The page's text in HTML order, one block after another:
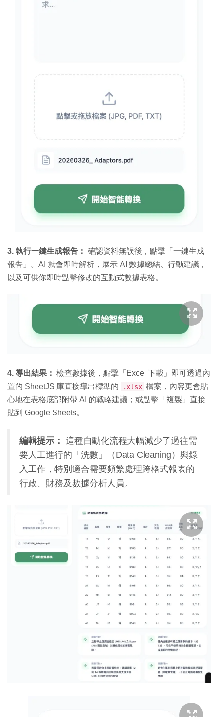
3. 執行一鍵生成報告： 確認資料無誤後，點擊「一鍵生成
報告」。AI 就會即時解析，展示 AI 數據總結、行動建議，
以及可供你即時點擊修改的互動式數據表格。
4. 導出結果： 檢查數據後，點擊「Excel 下載」即可透過內
置的 SheetJS 庫直接導出標準的
.xlsx 檔案，內容更會貼
心地在表格底部附帶 AI 的戰略建議；或點擊「複製」直接
貼到 Google Sheets。
編輯提示： 這種自動化流程大幅減少了過往需
要人工進行的「洗數」（Data Cleaning）與錄
入工作，特別適合需要頻繁處理跨格式報表的
行政、財務及數據分析人員。